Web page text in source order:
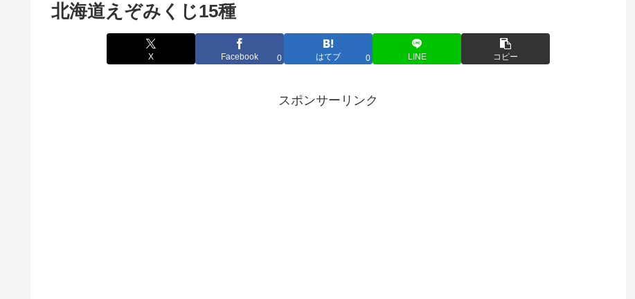
北海道えぞみくじ15種
X Facebook 0 はてブ 0 LINE コピー
スポンサーリンク